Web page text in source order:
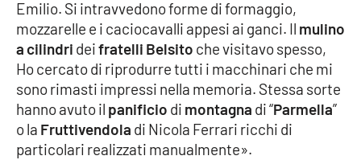
LAC
NETWORK
Lacplay.it
Lactv.it
Laconair.it
Emilio. Si intravvedono forme di formaggio,
mozzarelle e i caciocavalli appesi ai ganci. Il mulino
a cilindri deifratelli Belsito che visitavo spesso,
Ho cercato di riprodurre tutti i macchinari che mi
sono rimasti impressi nella memoria. Stessa sorte
hanno avuto il panificio di montagna di “Parmella”
o la Fruttivendola di Nicola Ferrari ricchi di
particolari realizzati manualmente».